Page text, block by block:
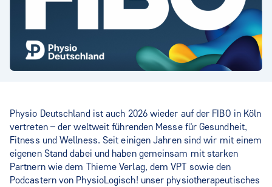
Physio Deutschland ist auch 2026 wieder auf der FIBO in Köln
vertreten – der weltweit führenden Messe für Gesundheit,
Fitness und Wellness. Seit einigen Jahren sind wir mit einem
eigenen Stand dabei und haben gemeinsam mit starken
Partnern wie dem Thieme Verlag, dem VPT sowie den
Podcastern von PhysioLogisch! unser physiotherapeutisches